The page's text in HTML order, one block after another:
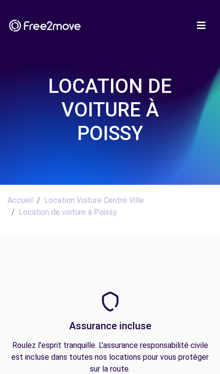
LOCATION DE
VOITURE À
POISSY
Accueil
Location Voiture Centre Ville
Location de voiture à Poissy
Assurance incluse
Roulez l'esprit tranquille. L'assurance responsabilité civile
est incluse dans toutes nos locations pour vous protéger
sur la route.